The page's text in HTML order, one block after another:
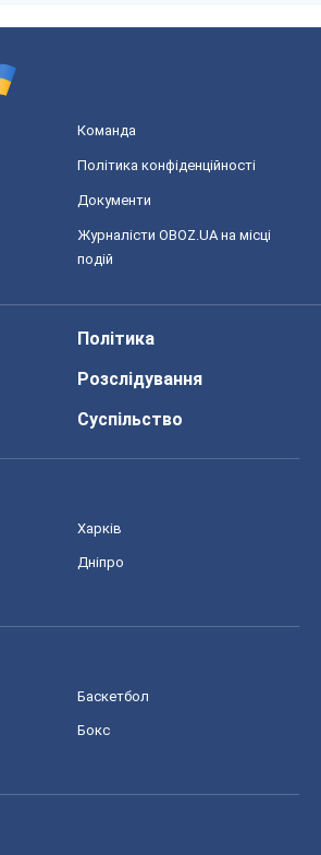
Команда
Політика конфіденційності
Документи
Журналісти OBOZ.UA на місці
подій
Політика
Розслідування
Суспільство
Харків
Дніпро
Баскетбол
Бокс